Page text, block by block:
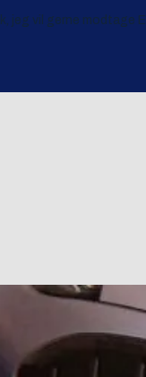
jeg vil gerne modtage